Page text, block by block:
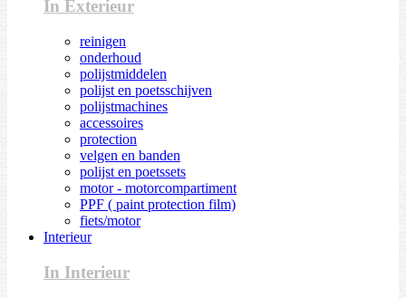
In Exterieur
reinigen
onderhoud
polijstmiddelen
polijst en poetsschijven
polijstmachines
accessoires
protection
velgen en banden
polijst en poetssets
motor - motorcompartiment
PPF ( paint protection film)
fiets/motor
Interieur
In Interieur